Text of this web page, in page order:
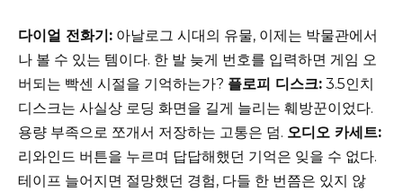
다이얼 전화기: 아날로그 시대의 유물, 이제는 박물관에서
나 볼 수 있는 템이다. 한 발 늦게 번호를 입력하면 게임 오
버되는 빡센 시절을 기억하는가? 플로피 디스크: 3.5인치
디스크는 사실상 로딩 화면을 길게 늘리는 훼방꾼이었다.
용량 부족으로 쪼개서 저장하는 고통은 덤. 오디오 카세트:
리와인드 버튼을 누르며 답답해했던 기억은 잊을 수 없다.
테이프 늘어지면 절망했던 경험, 다들 한 번쯤은 있지 않